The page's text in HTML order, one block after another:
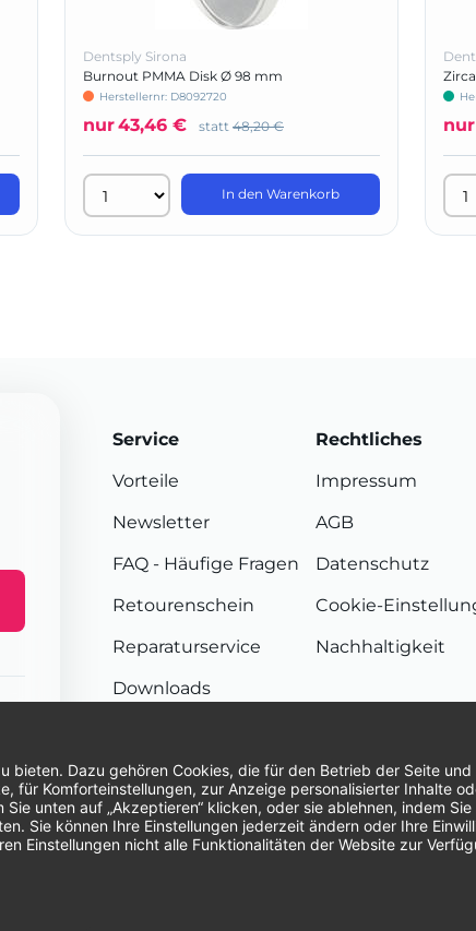
Dentsply Sirona
Burnout PMMA Disk Ø 98 mm
Herstellernr: D8092720
nur43,46 € statt 48,20 €
In den Warenkorb
nur
Service
Vorteile
Newsletter
FAQ - Häufige Fragen
Retourenschein
Reparaturservice
Downloads
Rechtliches
Impressum
AGB
Datenschutz
Cookie-
Nachhaltigkeit